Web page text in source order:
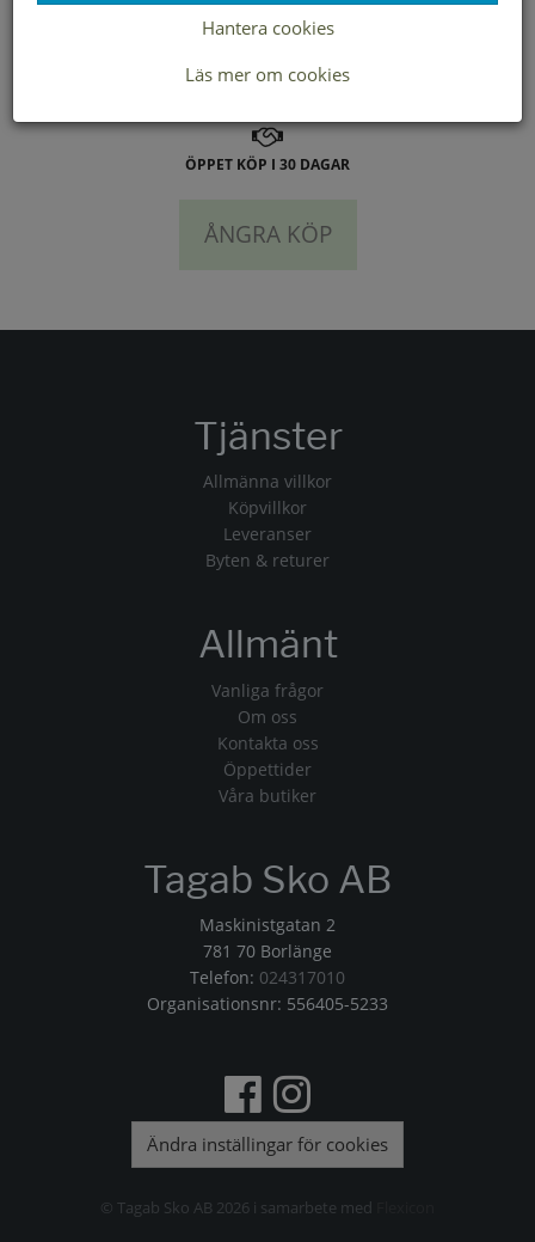
ÖPPET KÖP I 30 DAGAR
ÅNGRA KÖP
Hantera cookies
Läs mer om cookies
Tjänster
Allmänna villkor
Köpvillkor
Leveranser
Byten & returer
Allmänt
Vanliga frågor
Om oss
Kontakta oss
Öppettider
Våra butiker
Tagab Sko AB
Maskinistgatan 2
781 70 Borlänge
Telefon: 024317010
Organisationsnr: 556405-5233
Ändra inställingar för cookies
© Tagab Sko AB 2026 i samarbete med